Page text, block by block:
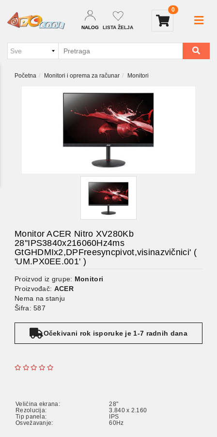
NALOG LISTA ŽELJA
0
Početna Monitori i oprema za računar Monitori
Monitor ACER Nitro XV280Kb
28''IPS3840x216060Hz4ms
GtGHDMIx2,DPFreesyncpivot,visinazvičnici' (
'UM.PX0EE.001' )
Proizvod iz grupe: Monitori
Proizvođač: ACER
Nema na stanju
Šifra: 587
Očekivani rok isporuke je 1-7 radnih dana
Veličina ekrana:
28"
Rezolucija:
3.840 x 2.160
Tip panela:
IPS
Osvežavanje:
60Hz